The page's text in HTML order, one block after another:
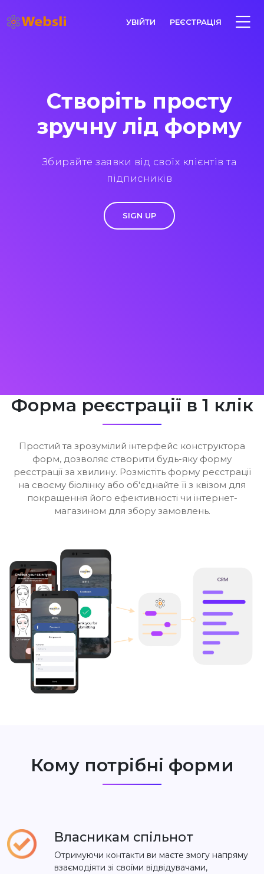
УВІЙТИ РЕЄСТРАЦІЯ
Створіть просту
зручну лід форму
Збирайте заявки від своїх клієнтів та
підписників
SIGN UP
Форма реєстрації в 1 клік
Простий та зрозумілий інтерфейс конструктора
форм, дозволяє створити будь-яку форму
реєстрації за хвилину. Розмістіть форму реєстрації
на своєму біолінку або об'єднайте її з квізом для
покращення його ефективності чи інтернет-
магазином для збору замовлень.
Кому потрібні форми
Власникам спільнот
Отримуючи контакти ви маєте змогу напряму
взаємодіяти зі своїми відвідувачами,